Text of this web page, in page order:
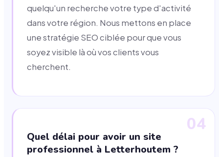
quelqu'un recherche votre type d'activité
dans votre région. Nous mettons en place
une stratégie SEO ciblée pour que vous
soyez visible là où vos clients vous
cherchent.
04
Quel délai pour avoir un site
professionnel à Letterhoutem ?